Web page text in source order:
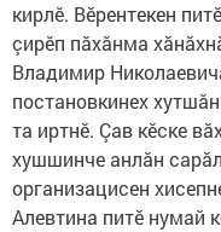
кирлӗ. Вӗрентекен
çирӗп пăхăнма
Владимир
постановкинех
та иртнӗ. Çав кӗске
хушшинче анлăн
организацисен
Алевтина питӗ нумай